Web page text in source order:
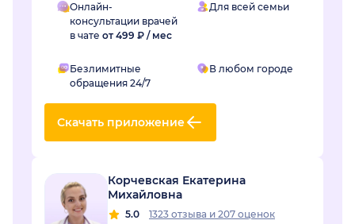
Онлайн-
консультации врачей
в чате от 499 ₽ / мес
Для всей семьи
Безлимитные
обращения 24/7
В любом городе
Скачать приложение
Корчевская Екатерина
Михайловна
5.0 1323 отзыва и 207 оценок